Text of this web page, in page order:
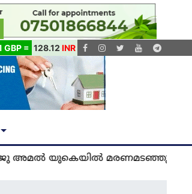
GBP = 128.12 INR
മരണമടഞ്ഞു...